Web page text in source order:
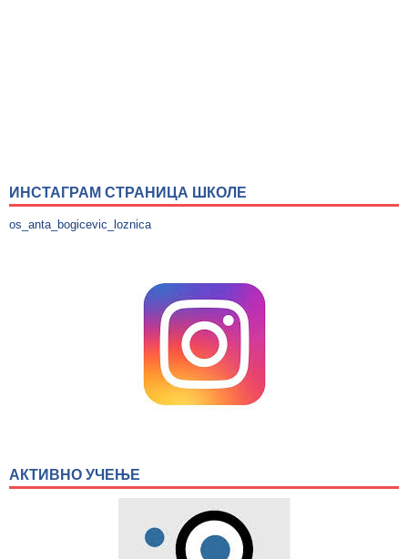
ИНСТАГРАМ СТРАНИЦА ШКОЛЕ
os_anta_bogicevic_loznica
АКТИВНО УЧЕЊЕ